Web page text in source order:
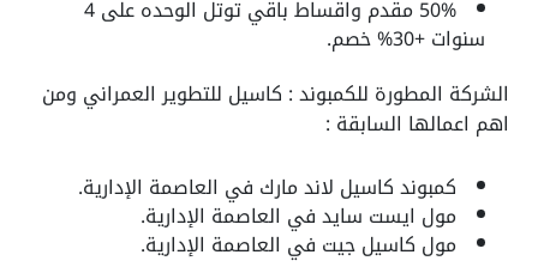
50% مقدم واقساط باقي توتل الوحده على 4
سنوات +30% خصم.
الشركة المطورة للكمبوند : كاسيل للتطوير العمراني ومن
اهم اعمالها السابقة :
كمبوند كاسيل لاند مارك في العاصمة الإدارية.
مول ايست سايد في العاصمة الإدارية.
مول كاسيل جيت في العاصمة الإدارية.